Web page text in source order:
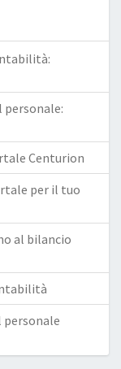
personale:
Centurion
per il tuo
al bilancio
personale